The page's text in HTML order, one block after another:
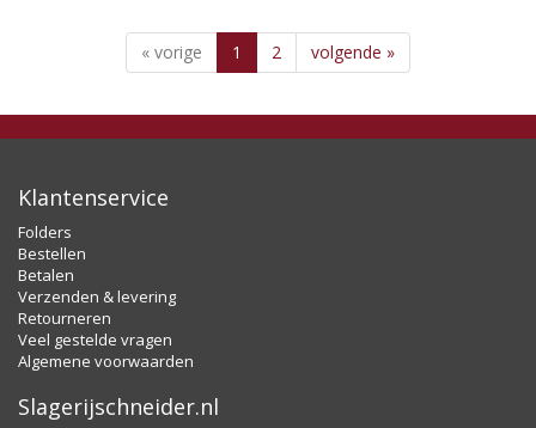
« vorige 1 2 volgende »
Klantenservice
Folders
Bestellen
Betalen
Verzenden & levering
Retourneren
Veel gestelde vragen
Algemene voorwaarden
Slagerijschneider.nl